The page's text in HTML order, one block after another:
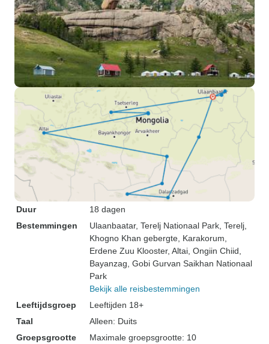
Duur
18 dagen
Bestemmingen
Ulaanbaatar, Terelj Nationaal Park , Terelj
Khogno Khan gebergte , Karakorum
Erdene Zuu Klooster, Altai , Ongiin Chiid
Bayanzag , Gobi Gurvan Saikhan Nationaal
Park
Bekijk alle reisbestemmingen
Leeftijdsgroep
Leeftijden 18+
Taal
Alleen: Duits
Groepsgrootte
Maximale groepsgrootte: 10